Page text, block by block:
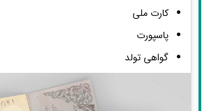
کارت ملی
پاسپورت
گواهی تولد